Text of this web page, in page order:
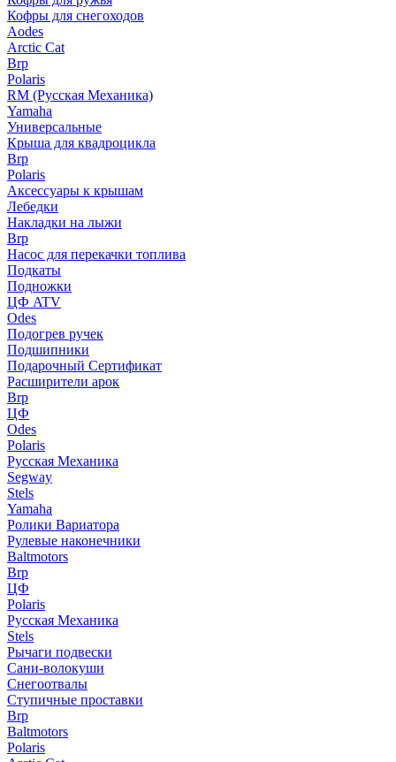
Кофры для снегоходов
Aodes
Arctic Cat
Brp
Polaris
RM (Русская Механика)
Yamaha
Универсальные
Крыша для квадроцикла
Brp
Polaris
Аксессуары к крышам
Лебедки
Накладки на лыжи
Brp
Насос для перекачки топлива
Подкаты
Подножки
ЦФ ATV
Odes
Подогрев ручек
Подшипники
Подарочный Сертификат
Расширители арок
Brp
ЦФ
Odes
Polaris
Русская Механика
Segway
Stels
Yamaha
Ролики Вариатора
Рулевые наконечники
Baltmotors
Brp
ЦФ
Polaris
Русская Механика
Stels
Рычаги подвески
Сани-волокуши
Снегоотвалы
Ступичные проставки
Brp
Baltmotors
Polaris